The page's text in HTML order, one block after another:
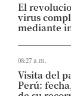
El
virus
mediante
08:27 a.m.
Visita del
Perú: